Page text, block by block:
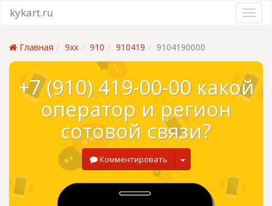
kykart.ru
Главная 9xx 910 910419 9104190000
+7 (910) 419-00-00 какой
оператор и регион
сотовой связи?
Комментировать